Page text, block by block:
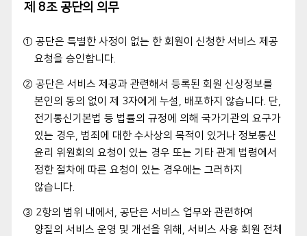
제 8조 공단의 의무
① 공단은 특별한 사정이 없는 한 회원이 신청한 서비스 제공
요청을 승인합니다.
② 공단은 서비스 제공과 관련해서 등록된 회원 신상정보를
본인의 동의 없이 제 3자에게 누설, 배포하지 않습니다. 단,
전기통신기본법 등 법률의 규정에 의해 국가기관의 요구가
있는 경우, 범죄에 대한 수사상의 목적이 있거나 정보통신
윤리 위원회의 요청이 있는 경우 또는 기타 관계 법령에서
정한 절차에 따른 요청이 있는 경우에는 그러하지
않습니다.
③ 2항의 범위 내에서, 공단은 서비스 업무와 관련하여
양질의 서비스 운영 및 개선을 위해, 서비스 사용 회원 전체